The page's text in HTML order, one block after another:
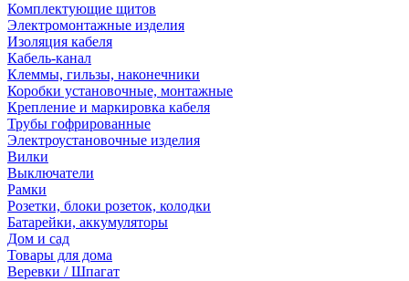
Комплектующие щитов
Электромонтажные изделия
Изоляция кабеля
Кабель-канал
Клеммы, гильзы, наконечники
Коробки установочные, монтажные
Крепление и маркировка кабеля
Трубы гофрированные
Электроустановочные изделия
Вилки
Выключатели
Рамки
Розетки, блоки розеток, колодки
Батарейки, аккумуляторы
Дом и сад
Товары для дома
Веревки / Шпагат